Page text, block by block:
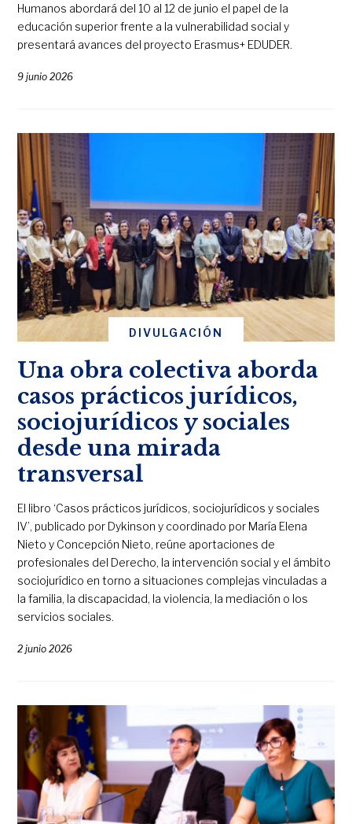
Humanos abordará del 10 al 12 de junio el papel de la
educación superior frente a la vulnerabilidad social y
presentará avances del proyecto Erasmus+ EDUDER.
9 junio 2026
DIVULGACIÓN
Una obra colectiva aborda
casos prácticos jurídicos,
sociojurídicos y sociales
desde una mirada
transversal
El libro ‘Casos prácticos jurídicos, sociojurídicos y sociales
IV’, publicado por Dykinson y coordinado por María Elena
Nieto y Concepción Nieto, reúne aportaciones de
profesionales del Derecho, la intervención social y el ámbito
sociojurídico en torno a situaciones complejas vinculadas a
la familia, la discapacidad, la violencia, la mediación o los
servicios sociales.
2 junio 2026